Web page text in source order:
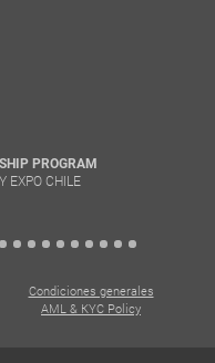
CHILE
Condiciones generales
AML & KYC Policy